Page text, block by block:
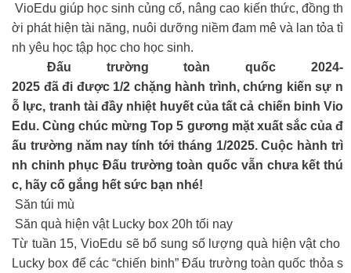
VioEdu giúp học sinh củng cố, nâng cao kiến thức, đồng th
ời phát hiện tài năng, nuôi dưỡng niềm đam mê và lan tỏa tì
nh yêu học tập học cho học sinh.
Đấu trường toàn quốc 2024-
2025 đã đi được 1/2 chặng hành trình, chứng kiến sự n
ỗ lực, tranh tài đầy nhiệt huyết của tất cả chiến binh Vio
Edu. Cùng chúc mừng Top 5 gương mặt xuất sắc của đ
ấu trường năm nay tính tới tháng 1/2025. Cuộc hành trì
nh chinh phục Đấu trường toàn quốc vẫn chưa kết thú
c, hãy cố gắng hết sức bạn nhé!
Săn túi mù
Săn quà hiện vật Lucky box 20h tối nay
Từ tuần 15, VioEdu sẽ bổ sung số lượng quà hiện vật cho
Lucky box để các “chiến binh” Đấu trường toàn quốc thỏa s